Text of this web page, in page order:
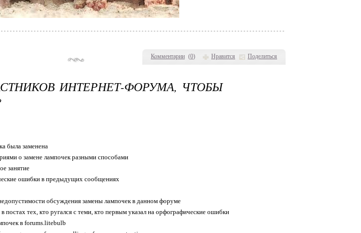
Комментарии (0) Нравится Поделиться
ИНТЕРНЕТ-ФОРУМА, ЧТОБЫ
была заменена
о замене лампочек разными способами
занятие
ошибки в предыдущих сообщениях
обсуждения замены лампочек в данном форуме
постах тех, кто ругался с теми, кто первым указал на орфографические ошибки
в forums.litebulb